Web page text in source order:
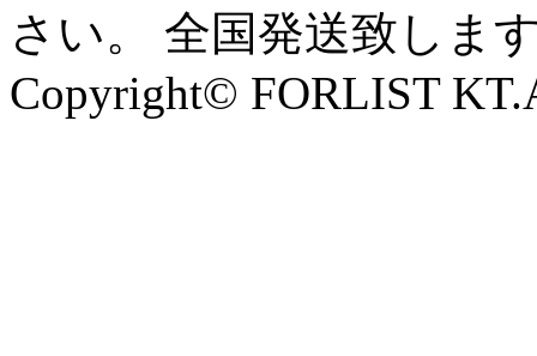
さい。 全国発送致しま
Copyright© FORLIST